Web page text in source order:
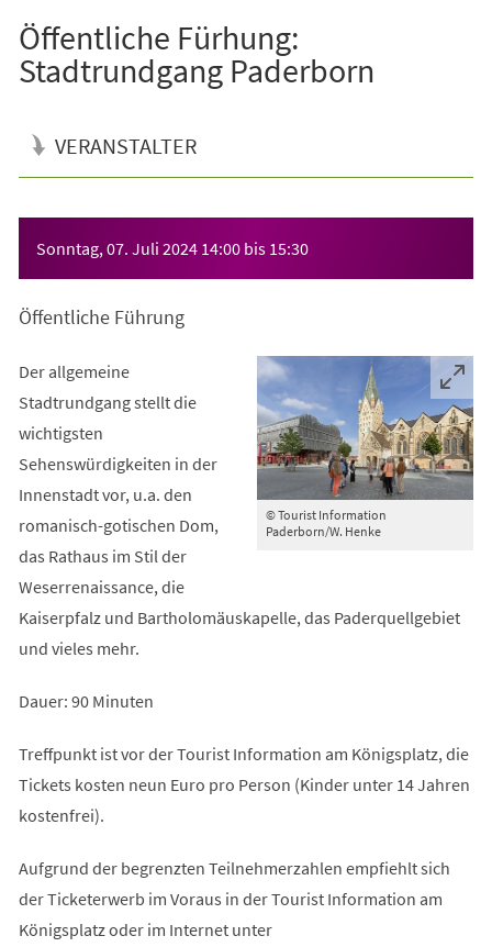
Öffentliche Fürhung:
Stadtrundgang Paderborn
VERANSTALTER
Sonntag, 07. Juli 2024 14:00 bis 15:30
Öffentliche Führung
© Tourist Information
Paderborn/W. Henke
Der allgemeine
Stadtrundgang stellt die
wichtigsten
Sehenswürdigkeiten in der
Innenstadt vor, u.a. den
romanisch-gotischen Dom,
das Rathaus im Stil der
Weserrenaissance, die
Kaiserpfalz und Bartholomäuskapelle, das Paderquellgebiet
und vieles mehr.
Dauer: 90 Minuten
Treffpunkt ist vor der Tourist Information am Königsplatz, die
Tickets kosten neun Euro pro Person (Kinder unter 14 Jahren
kostenfrei).
Aufgrund der begrenzten Teilnehmerzahlen empfiehlt sich
der Ticketerwerb im Voraus in der Tourist Information am
Königsplatz oder im Internet unter